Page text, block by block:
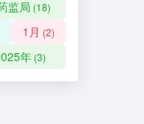
监局 (18)
1月 (2)
年 (3)